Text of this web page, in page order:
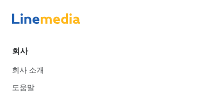
회사
회사 소개
도움말